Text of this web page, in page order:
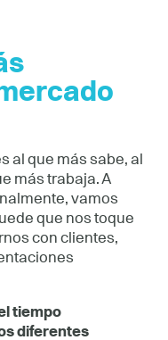
al que más sabe, al
más trabaja. A
vamos
que nos toque
con clientes,
tiempo
diferentes